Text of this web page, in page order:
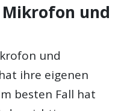
und
und
ihre eigenen
besten Fall hat